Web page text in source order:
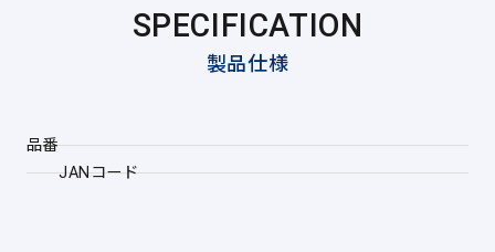
SPECIFICATION
製品仕様
品番
JANコード